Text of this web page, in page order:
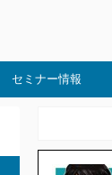
セミナー情報